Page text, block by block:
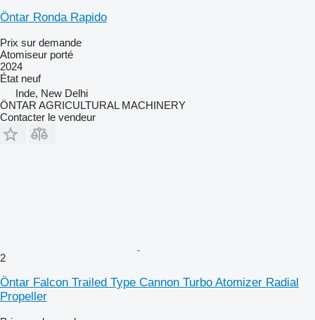
Öntar Ronda Rapido
Prix sur demande
Atomiseur porté
2024
État neuf
Inde, New Delhi
ÖNTAR AGRICULTURAL MACHINERY
Contacter le vendeur
2
Öntar Falcon Trailed Type Cannon Turbo Atomizer Radial
Propeller